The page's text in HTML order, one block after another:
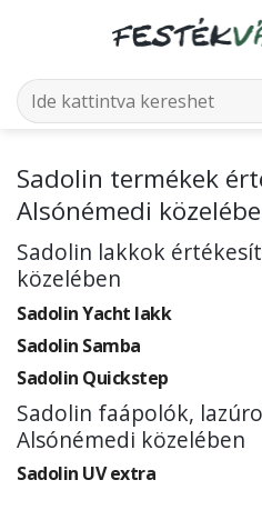
Keresés
a
Sadolin termékek
Alsónémedi
Sadolin lakkok
közelében
Sadolin Yacht lakk
Sadolin Samba
Sadolin Quickstep
Sadolin faápolók,
Alsónémedi közelében
Sadolin UV extra